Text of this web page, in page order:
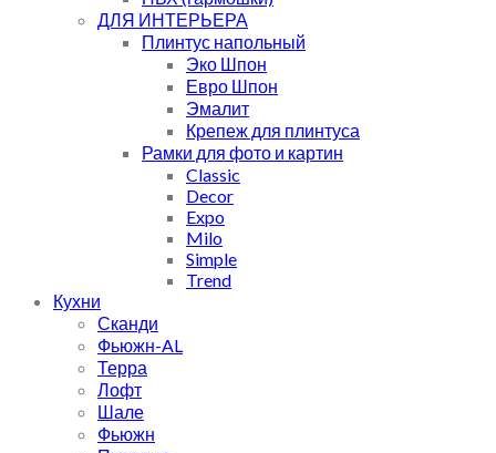
ДЛЯ ИНТЕРЬЕРА
Плинтус напольный
Эко Шпон
Евро Шпон
Эмалит
Крепеж для плинтуса
Рамки для фото и картин
Classic
Decor
Expo
Milo
Simple
Trend
Кухни
Сканди
Фьюжн-AL
Терра
Лофт
Шале
Фьюжн